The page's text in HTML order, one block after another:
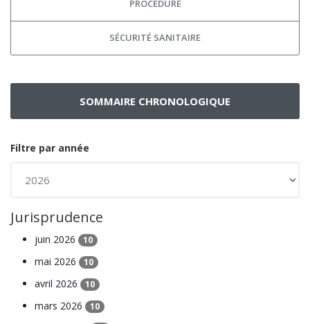
PROCÉDURE
SÉCURITÉ SANITAIRE
SOMMAIRE CHRONOLOGIQUE
Filtre par année
Jurisprudence
juin 2026 10
mai 2026 10
avril 2026 10
mars 2026 10